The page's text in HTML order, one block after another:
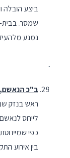
ביצע הובלה
שמסר.
נמנע
ב"כ הנאשם,
ראש בנזק
לייחס
כפי